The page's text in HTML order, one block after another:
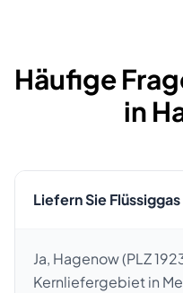
Häufige
in
Liefern Sie
Ja, Hagenow (PLZ
Kernliefergebiet in